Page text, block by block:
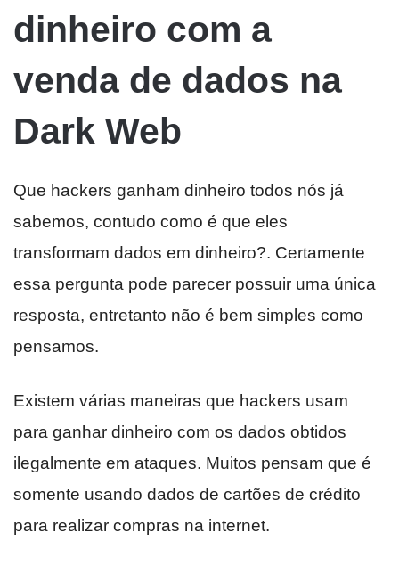
dinheiro com a
venda de dados na
Dark Web
Que hackers ganham dinheiro todos nós já
sabemos, contudo como é que eles
transformam dados em dinheiro?. Certamente
essa pergunta pode parecer possuir uma única
resposta, entretanto não é bem simples como
pensamos.
Existem várias maneiras que hackers usam
para ganhar dinheiro com os dados obtidos
ilegalmente em ataques. Muitos pensam que é
somente usando dados de cartões de crédito
para realizar compras na internet.